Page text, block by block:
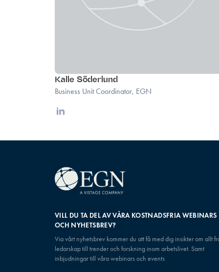
Kalle Söderlund
Business Unit Coordinator, EGN
Linkedin
VILL DU TA DEL AV VÅRA KOSTNADSFRIA WEBINARS
OCH NYHETSBREV?
Via vårt nyhetsbrev kommer du att få med dig insikter om allt
ledarskap till trender och forskning inom arbetslivet. Samt
inbjudningar till våra webinars och events